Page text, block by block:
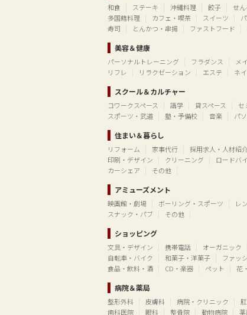
和食 ステーキ 沖縄料理 餃子 せん
多国籍料理
カフェ・喫茶 スイーツ
寿司
とんかつ・串揚 ファストフード
美容＆健康
パーソナルトレーニング フラダンス メ
リフレ
リラクゼーション エステ ネ
スクール＆カルチャー
コワークスペース 語学 貸スペース セ
スポーツ・武道
塾・予備校 音楽 パ
住まい＆暮らし
リフォーム 家事代行 採用求人・人材紹
印刷・デザイン
クリーニング ロードバ
カーシェア
その他
アミューズメント
映画館・劇場 ボーリング・スポーツ レ
スナック・パブ
その他
ショッピング
文具・デザイン 携帯電話 オーガニック
自転車・バイク
和菓子・洋菓子 ファッ
食品・飲料・酒
CD・楽器 ペット 花
病院＆薬局
整形外科 皮膚科 病院・クリニック
歯科医院
眼科 整骨院 動物病院